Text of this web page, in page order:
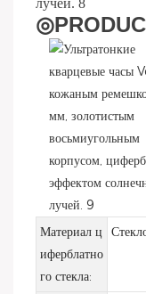
◎
Материал ц
иферблатно
го стекла: